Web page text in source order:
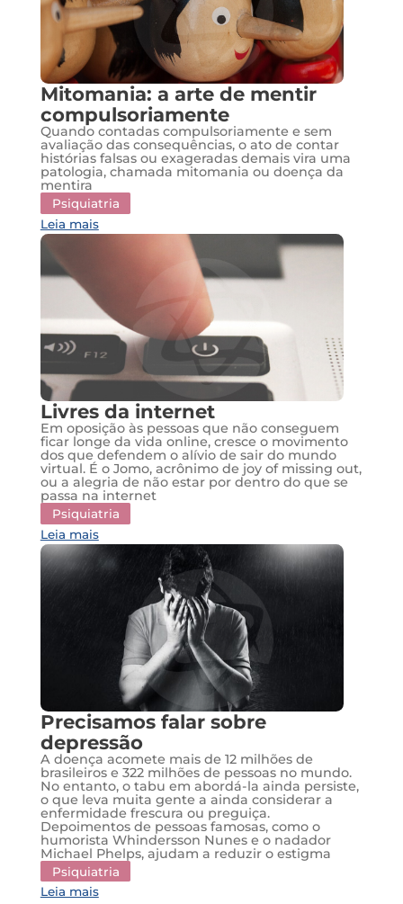
Mitomania: a arte de mentir
compulsoriamente
Quando contadas compulsoriamente e sem
avaliação das consequências, o ato de contar
histórias falsas ou exageradas demais vira uma
patologia, chamada mitomania ou doença da
mentira
Psiquiatria
Leia mais
Livres da internet
Em oposição às pessoas que não conseguem
ficar longe da vida online, cresce o movimento
dos que defendem o alívio de sair do mundo
virtual. É o Jomo, acrônimo de joy of missing out,
ou a alegria de não estar por dentro do que se
passa na internet
Psiquiatria
Leia mais
Precisamos falar sobre
depressão
A doença acomete mais de 12 milhões de
brasileiros e 322 milhões de pessoas no mundo.
No entanto, o tabu em abordá-la ainda persiste,
o que leva muita gente a ainda considerar a
enfermidade frescura ou preguiça.
Depoimentos de pessoas famosas, como o
humorista Whindersson Nunes e o nadador
Michael Phelps, ajudam a reduzir o estigma
Psiquiatria
Leia mais